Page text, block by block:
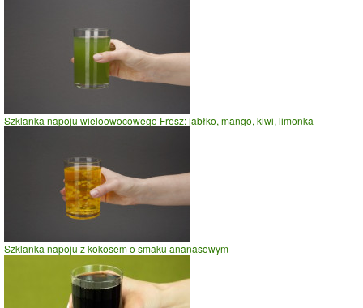
Szklanka napoju wieloowocowego Fresz: jabłko, mango, kiwi, limonka
Szklanka napoju z kokosem o smaku ananasowym